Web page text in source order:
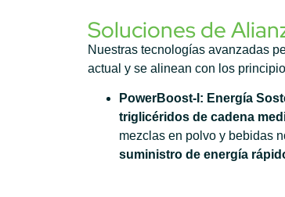
Soluciones de
Nuestras tecnologías avanzadas
actual y se alinean con los
PowerBoost-I: Energía
triglicéridos de cadena
mezclas en polvo y bebidas
suministro de energía